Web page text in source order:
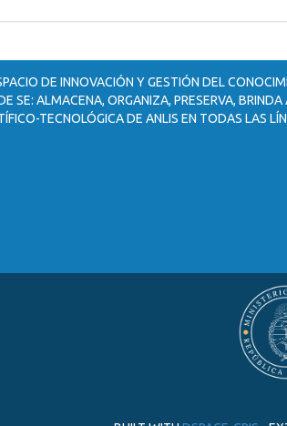
DE INNOVACIÓN Y GESTIÓN DEL
SE: ALMACENA, ORGANIZA, PRESERVA,
TECNOLÓGICA DE ANLIS EN TODAS LAS